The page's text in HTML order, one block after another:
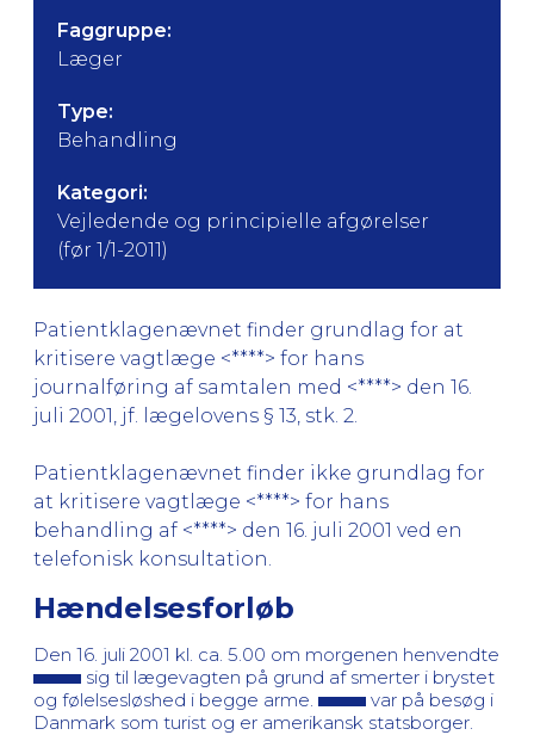
Faggruppe:
Læger
Type:
Behandling
Kategori:
Vejledende og principielle afgørelser
(før 1/1-2011)
Patientklagenævnet finder grundlag for at
kritisere vagtlæge <****> for hans
journalføring af samtalen med <****> den 16.
juli 2001, jf. lægelovens § 13, stk. 2.
Patientklagenævnet finder ikke grundlag for
at kritisere vagtlæge <****> for hans
behandling af <****> den 16. juli 2001 ved en
telefonisk konsultation.
Hændelsesforløb
Den 16. juli 2001 kl. ca. 5.00 om morgenen henvendte
sig til lægevagten på grund af smerter i brystet
og følelsesløshed i begge arme.
var på besøg i
Danmark som turist og er amerikansk statsborger.